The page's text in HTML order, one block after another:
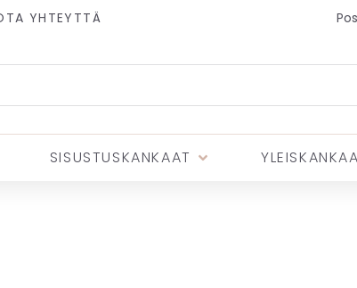
YHTEYTTÄ
SISUSTUSKANKAAT